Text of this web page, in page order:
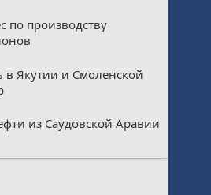
по производству
в Якутии и Смоленской
из Саудовской Аравии